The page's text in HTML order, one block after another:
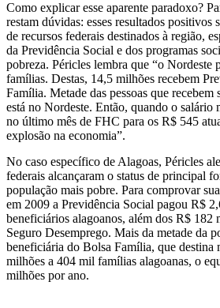
Como explicar esse aparente paradoxo?
restam dúvidas: esses resultados positivos
de recursos federais destinados à região,
da Previdência Social e dos programas
pobreza. Péricles lembra que “o Nordeste
famílias. Destas, 14,5 milhões recebem
Família. Metade das pessoas que
está no Nordeste. Então, quando o salário
no último mês de FHC para os R$ 545
explosão na economia”.
No caso específico de Alagoas, Péricles
federais alcançaram o status de principal
população mais pobre. Para comprovar
em 2009 a Previdência Social pagou R$
beneficiários alagoanos, além dos R$ 182
Seguro Desemprego. Mais da metade da
beneficiária do Bolsa Família, que destina
milhões a 404 mil famílias alagoanas, o
milhões por ano.